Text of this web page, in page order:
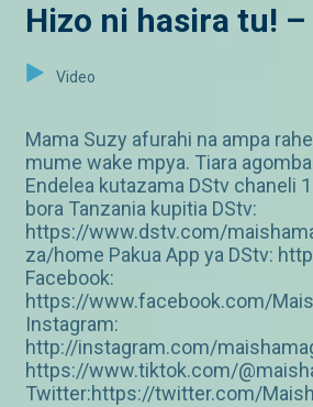
Hizo ni hasira tu!
Video
Mama Suzy afurahi na ampa
mume wake mpya. Tiara
Endelea kutazama DStv chaneli
bora Tanzania kupitia DStv:
https://www.dstv.com/
za/home Pakua App ya DStv:
Facebook:
https://www.facebook.com/
Instagram:
http://instagram.com/
https://www.tiktok.com/
Twitter:https://twitter.com/